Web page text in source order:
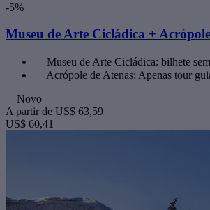
-5%
Museu de Arte Cicládica +
Museu de Arte Cicládica: bilhete
Acrópole de Atenas: Apenas tour
Novo
A partir de US$ 63,59
US$ 60,41